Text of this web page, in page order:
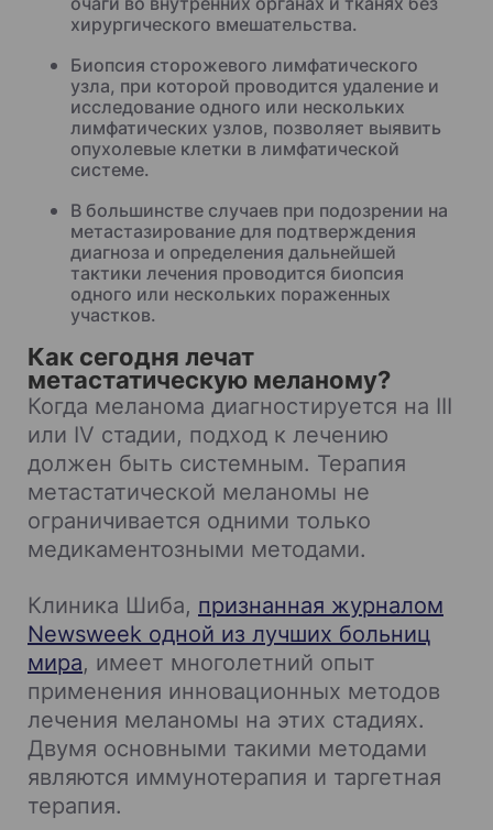
хирургического вмешательства.
Биопсия сторожевого лимфатического
узла, при которой проводится удаление и
исследование одного или нескольких
лимфатических узлов, позволяет выявить
опухолевые клетки в лимфатической
системе.
В большинстве случаев при подозрении на
метастазирование для подтверждения
диагноза и определения дальнейшей
тактики лечения проводится биопсия
одного или нескольких пораженных
участков.
Как сегодня лечат
метастатическую меланому?
Когда меланома диагностируется на III
или IV стадии, подход к лечению
должен быть системным. Терапия
метастатической меланомы не
ограничивается одними только
медикаментозными методами.
Клиника Шиба, признанная журналом
Newsweek одной из лучших больниц
мира, имеет многолетний опыт
применения инновационных методов
лечения меланомы на этих стадиях.
Двумя основными такими методами
являются иммунотерапия и таргетная
терапия.